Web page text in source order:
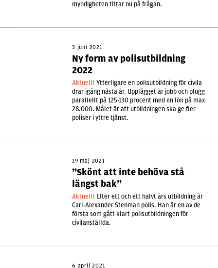
myndigheten tittar nu på frågan.
3 juni 2021
Ny form av polisutbildning
2022
Aktuellt Ytterligare en polisutbildning för civila
drar igång nästa år. Upplägget är jobb och plugg
parallellt på 125-130 procent med en lön på max
28.000. Målet är att utbildningen ska ge fler
poliser i yttre tjänst.
19 maj 2021
”Skönt att inte behöva stå
längst bak”
Aktuellt Efter ett och ett halvt års utbildning är
Carl-Alexander Stenman polis. Han är en av de
första som gått klart polisutbildningen för
civilanställda.
6 april 2021